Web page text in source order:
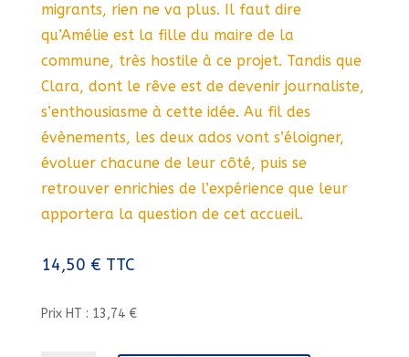
migrants, rien ne va plus. Il faut dire
qu’Amélie est la fille du maire de la
commune, très hostile à ce projet. Tandis que
Clara, dont le rêve est de devenir journaliste,
s’enthousiasme à cette idée. Au fil des
évènements, les deux ados vont s’éloigner,
évoluer chacune de leur côté, puis se
retrouver enrichies de l’expérience que leur
apportera la question de cet accueil.
14,50 € TTC
Prix HT : 13,74 €